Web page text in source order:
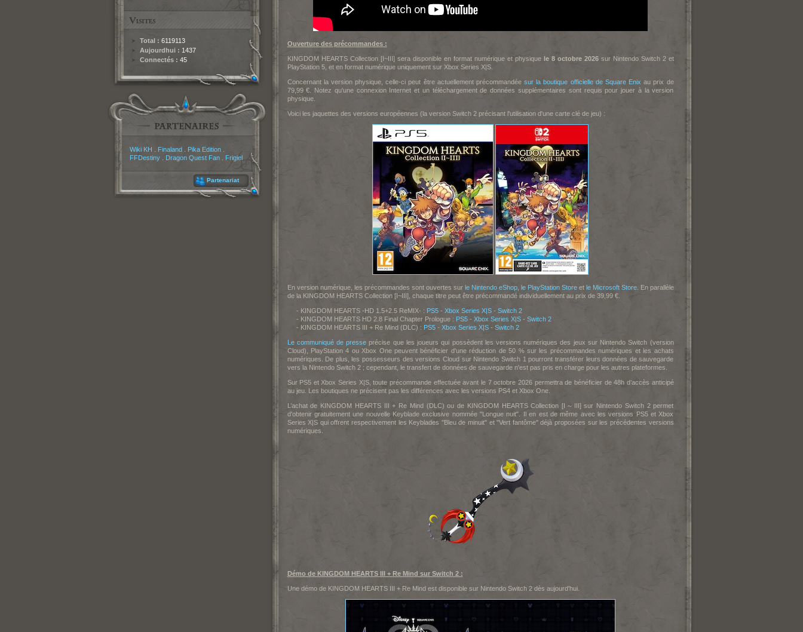
Total : 6119113
Aujourdhui : 1437
Connectés : 45
Wiki KH Finaland. Pika Edition.
FFDestiny. Dragon Quest Fan. Frigiel
Partenariat
Ouverture des précommandes :
KINGDOM HEARTS Collection [I~III] sera disponible en format numérique et physique le 8 octobre 2026sur Nintendo Switch 2 et
PlayStation 5, et en format numérique uniquement sur Xbox Series X|S.
Concernant la version physique, celle-ci peut être actuellement précommandée sur la boutique officielle de Square Enix au prix de
79,99 €. Notez qu'une connexion Internet et un téléchargement de données supplémentaires sont requis pour jouer à la version
physique.
Voici les jaquettes des versions européennes (la version Switch 2 précisant l'utilisation d'une carte clé de jeu) :
En version numérique, les précommandes sont ouvertes sur le Nintendo eShop, le PlayStation Storeet le Microsoft Store. En parallèle
de la KINGDOM HEARTS Collection [I~III], chaque titre peut être précommandé individuellement au prix de 39,99 €.
- KINGDOM HEARTS -HD 1.5+2.5 ReMIX- : PS5- Xbox Series X|S- Switch 2
- KINGDOM HEARTS HD 2.8 Final Chapter Prologue : PS5- Xbox Series X|S- Switch 2
- KINGDOM HEARTS III + Re Mind (DLC) : PS5- Xbox Series X|S- Switch 2
Le communiqué de presse précise que les joueurs qui possèdent les versions numériques des jeux sur Nintendo Switch (version
Cloud), PlayStation 4 ou Xbox One peuvent bénéficier d'une réduction de 50 % sur les précommandes numériques et les achats
numériques. De plus, les possesseurs des versions Cloud sur Nintendo Switch 1 pourront transférer leurs données de sauvegarde
vers la Nintendo Switch 2 ; cependant, le transfert de données de sauvegarde n'est pas pris en charge pour les autres plateformes.
Sur PS5 et Xbox Series X|S, toute précommande effectuée avant le 7 octobre 2026 permettra de bénéficier de 48h d’accès anticipé
au jeu. Les boutiques ne précisent pas les différences avec les versions PS4 et Xbox One.
L’achat de KINGDOM HEARTS III + Re Mind (DLC) ou de KINGDOM HEARTS Collection [I～III] sur Nintendo Switch 2 permet
d'obtenir gratuitement une nouvelle Keyblade exclusive nommée "Longue nuit". Il en est de même avec les versions PS5 et Xbox
Series X|S qui offrent respectivement les Keyblades "Bleu de minuit" et "Vert fantôme" déjà proposées sur les précédentes versions
numériques.
Démo de KINGDOM HEARTS III + Re Mind sur Switch 2 :
Une démo de KINGDOM HEARTS III + Re Mind est disponible sur Nintendo Switch 2 dès aujourd'hui.